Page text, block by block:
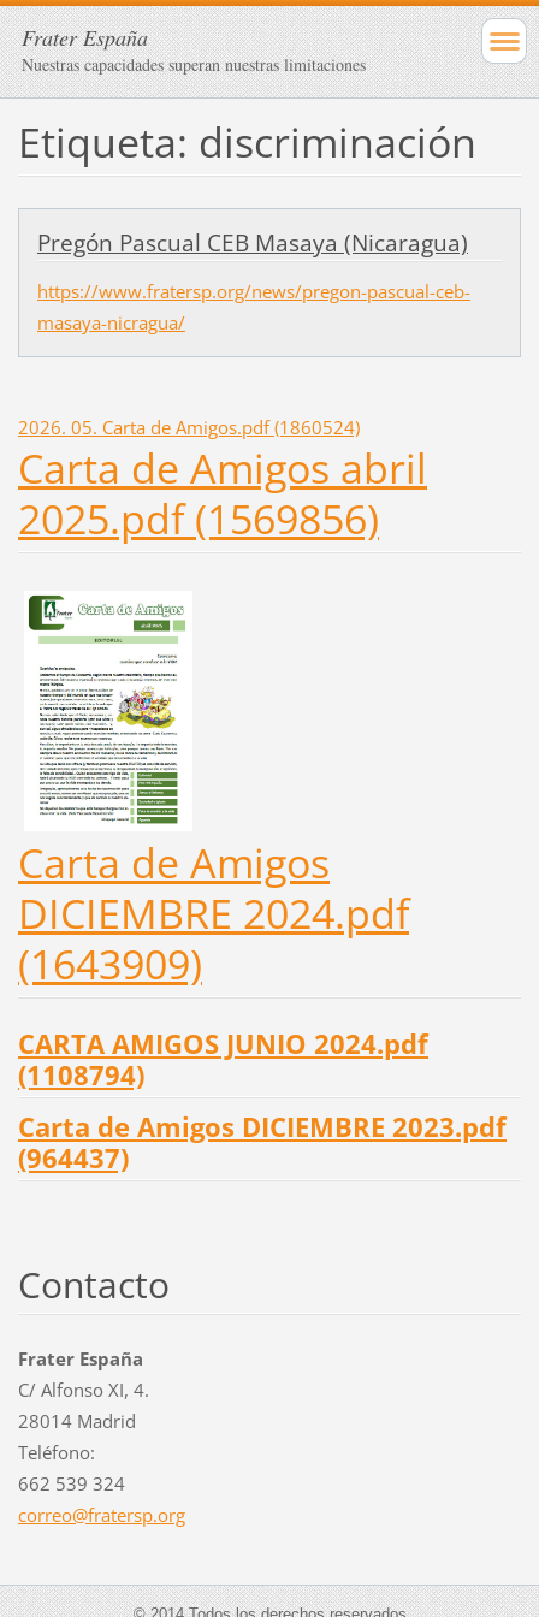
Frater España
Nuestras capacidades superan nuestras limitaciones
Etiqueta: discriminación
Pregón Pascual CEB Masaya (Nicaragua)
https://www.fratersp.org/news/pregon-pascual-ceb-
masaya-nicragua/
2026. 05. Carta de Amigos.pdf (1860524)
Carta de Amigos abril
2025.pdf (1569856)
Carta de Amigos
DICIEMBRE 2024.pdf
(1643909)
CARTA AMIGOS JUNIO 2024.pdf
(1108794)
Carta de Amigos DICIEMBRE 2023.pdf
(964437)
Contacto
Frater España
C/ Alfonso XI, 4.
28014 Madrid
Teléfono:
662 539 324
correo@fratersp.org